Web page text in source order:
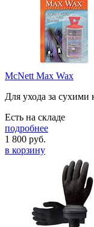
McNett Max Wax
Для ухода за сухими
Есть на складе
подробнее
1 800 руб.
в корзину